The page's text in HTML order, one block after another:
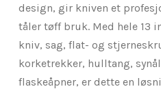
design, gir kniven et
tåler tøff bruk. Med hele 13
kniv, sag, flat- og
korketrekker, hulltang,
flaskeåpner, er dette en